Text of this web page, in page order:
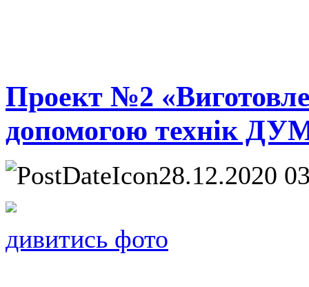
Проект №2
допомогою технік
28.12.2020
дивитись фото